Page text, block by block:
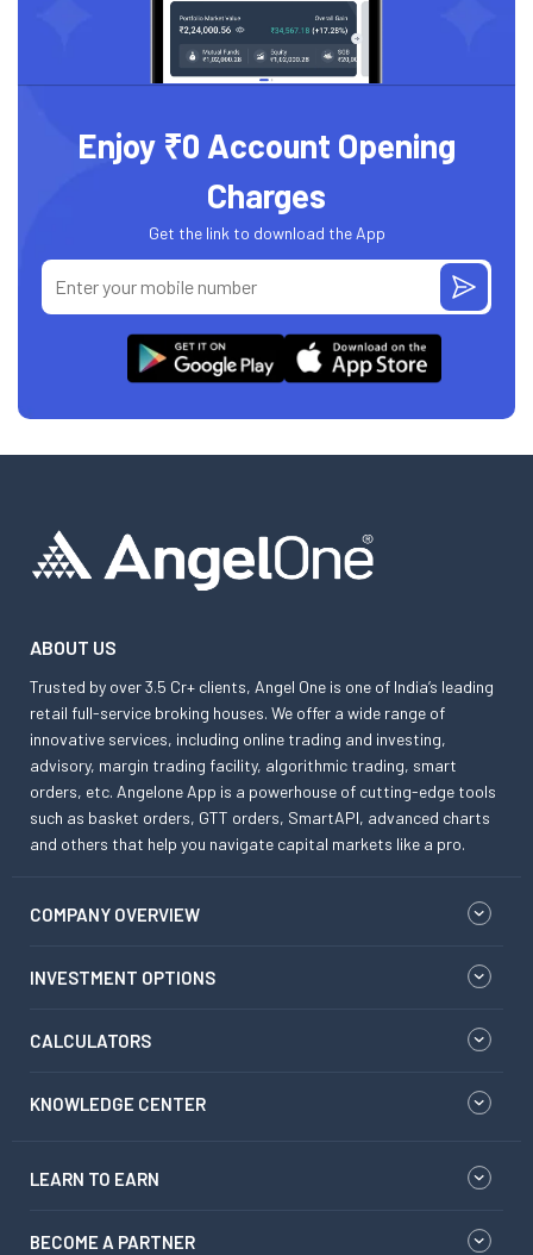
Enjoy ₹0 Account Opening
Charges
Get the link to download the App
ABOUT US
Trusted by over 3.5 Cr+ clients, Angel One is one of India’s leading
retail full-service broking houses. We offer a wide range of
innovative services, including online trading and investing,
advisory, margin trading facility, algorithmic trading, smart
orders, etc. Angelone App is a powerhouse of cutting-edge tools
such as basket orders, GTT orders, SmartAPI, advanced charts
and others that help you navigate capital markets like a pro.
COMPANY OVERVIEW
INVESTMENT OPTIONS
CALCULATORS
KNOWLEDGE CENTER
LEARN TO EARN
BECOME A PARTNER